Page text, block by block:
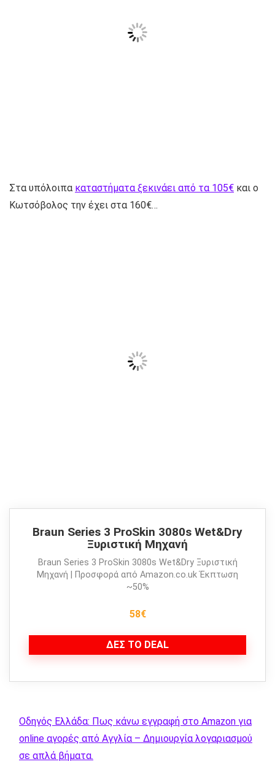
Στα υπόλοιπα καταστήματα ξεκινάει από τα 105€ και ο
Κωτσόβολος την έχει στα 160€…
Braun Series 3 ProSkin 3080s Wet&Dry
Ξυριστική Μηχανή
Braun Series 3 ProSkin 3080s Wet&Dry Ξυριστική
Μηχανή | Προσφορά από Amazon.co.uk Έκπτωση
~50%
58€
ΔΕΣ ΤΟ DEAL
Οδηγός Ελλάδα: Πως κάνω εγγραφή στο Amazon για
online αγορές από Αγγλία – Δημιουργία λογαριασμού
σε απλά βήματα.